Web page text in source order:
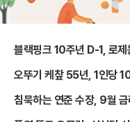
블랙핑크 10주년 D-1, 로제
오뚜기 케챂 55년, 1인당
침묵하는 연준 수장, 9월